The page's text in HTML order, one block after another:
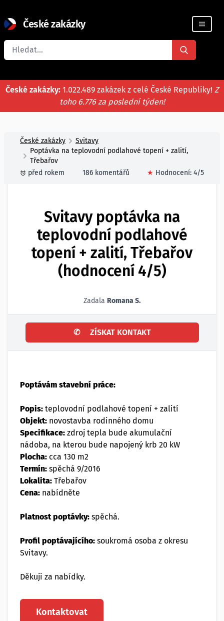
České zakázky
Registrace firmy
České zakázky: 1.022.489 zakázek z celé České Republiky! Z
toho 6.776 za poslední týden!
České zakázky
Svitavy
Poptávka na teplovodní podlahové topení + zalití,
Třebařov
před rokem
186 komentářů ★ Hodnocení: 4/5
Svitavy poptávka na
teplovodní podlahové
topení + zalití, Třebařov
(hodnocení 4/5)
Zadala Romana S.
✆ ZÍSKAT KONTAKT
Poptávám stavební práce:
Popis: teplovodní podlahové topení + zalití
Objekt: novostavba rodinného domu
Specifikace: zdroj tepla bude akumulační
nádoba, na kterou bude napojený krb 20 kW
Plocha: cca 130 m2
Termín: spěchá 9/2016
Lokalita: Třebařov
Cena: nabídněte
Platnost poptávky: spěchá.
Profil poptávajícího: soukromá osoba z okresu
Svitavy.
Děkuji za nabídky.
Kontaktovat